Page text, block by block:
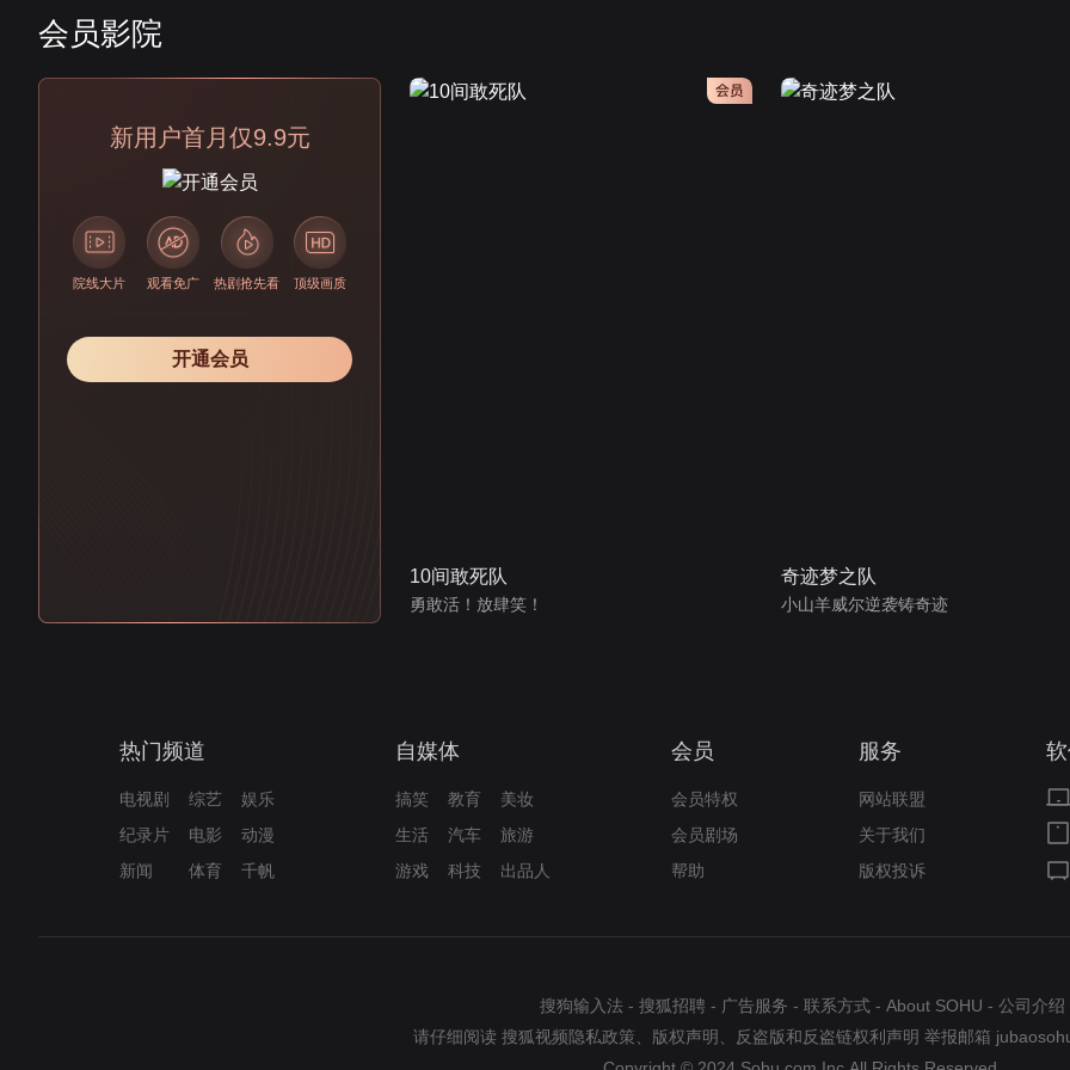
会员影院
新用户首月仅9.9元
院线大片 观看免广 热剧抢先看 顶级画质
开通会员
会员
10间敢死队
勇敢活！放肆笑！
奇迹梦之队
小山羊威尔逆袭铸奇迹
热门频道
电视剧 综艺
娱乐
纪录片
电影
动漫
新闻
体育 千帆
自媒体
搞笑 教育
美妆
生活
汽车
旅游
游戏
科技 出品人
会员
会员特权
会员剧场
帮助
服务
网站联盟
关于我们
版权投诉
搜狗输入法 - 搜狐招聘 - 广告服务 - 联系方式 - About SOHU - 公司介绍
请仔细阅读 搜狐视频隐私政策 版权声明 反盗版和反盗链权利声明 举报邮箱